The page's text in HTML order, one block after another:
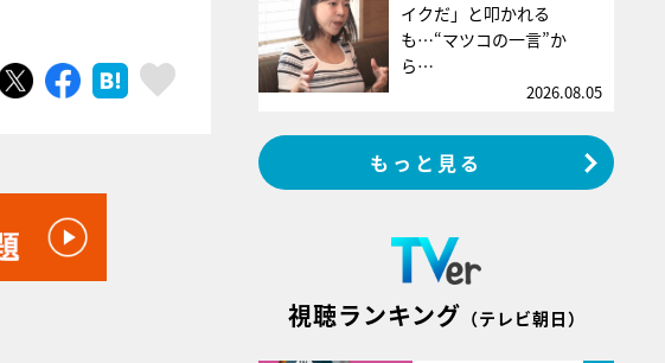
ツイートシェア はてブ スキボタン
イクだ」と叩かれる
も…“マツコの一言”か
ら…
2026.08.05
もっと見る
視聴ランキング （テレビ朝日）